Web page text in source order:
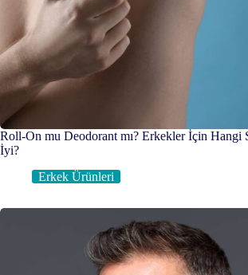
Roll-On mu Deodorant mı? Erkekler İçin Hangi
İyi?
Erkek Ürünleri